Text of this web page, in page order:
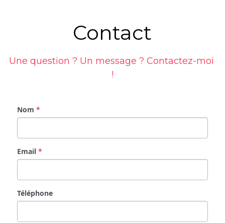
Contact
Une question ? Un message ? Contactez-moi
!
Nom *
Email*
Téléphone